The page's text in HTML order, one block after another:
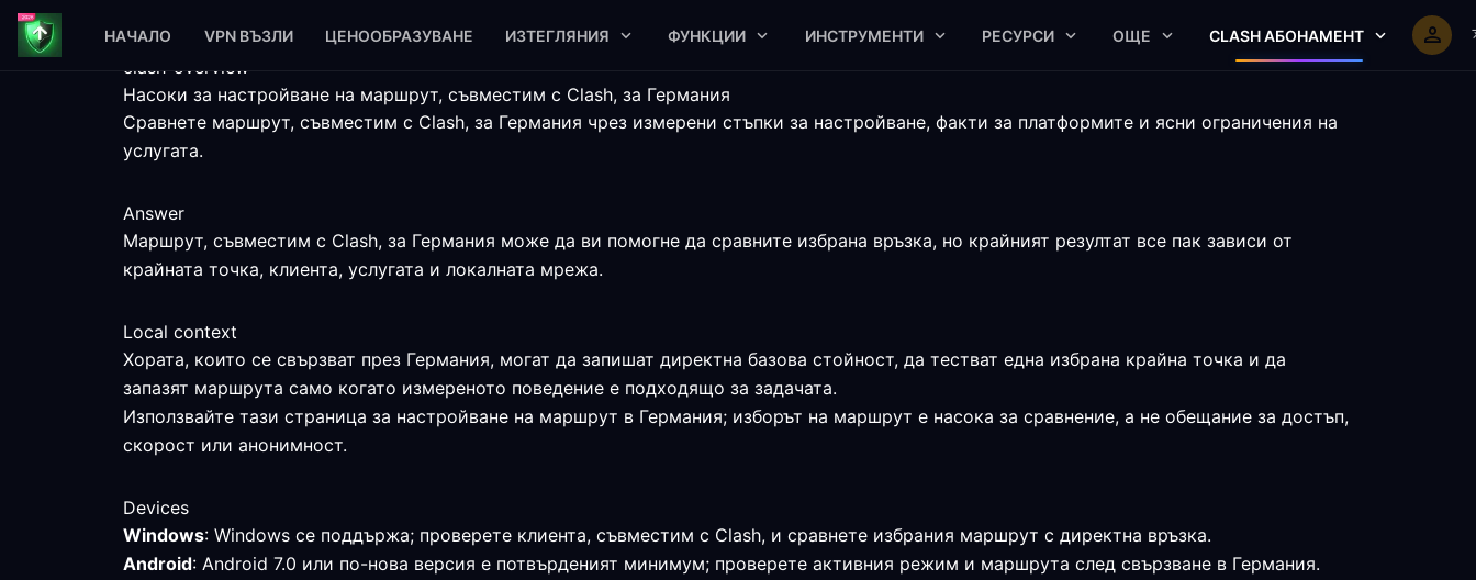
НАЧАЛО VPN ВЪЗЛИ ЦЕНООБРАЗУВАНЕ ИЗТЕГЛЯНИЯ ФУНКЦИИ ИНСТРУМЕНТИ РЕСУРСИ ОЩЕ CLASH АБОНАМЕНТ
clash-overview
Насоки за настройване на маршрут, съвместим с Clash, за Германия
Сравнете маршрут, съвместим с Clash, за Германия чрез измерени стъпки за настройване, факти за платформите и ясни ограничения на
услугата.
Answer
Маршрут, съвместим с Clash, за Германия може да ви помогне да сравните избрана връзка, но крайният резултат все пак зависи от
крайната точка, клиента, услугата и локалната мрежа.
Local context
Хората, които се свързват през Германия, могат да запишат директна базова стойност, да тестват една избрана крайна точка и да
запазят маршрута само когато измереното поведение е подходящо за задачата.
Използвайте тази страница за настройване на маршрут в Германия; изборът на маршрут е насока за сравнение, а не обещание за достъп,
скорост или анонимност.
Devices
Windows: Windows се поддържа; проверете клиента, съвместим с Clash, и сравнете избрания маршрут с директна връзка.
Android: Android 7.0 или по-нова версия е потвърденият минимум; проверете активния режим и маршрута след свързване в Германия.